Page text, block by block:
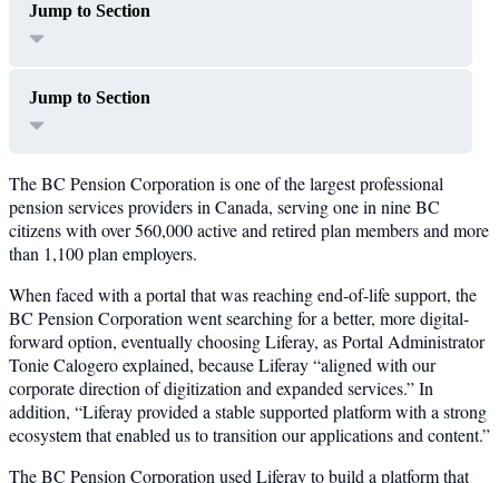
Jump to Section
Jump to Section
The BC Pension Corporation is one of the largest professional
pension services providers in Canada, serving one in nine BC
citizens with over 560,000 active and retired plan members and more
than 1,100 plan employers.
When faced with a portal that was reaching end-of-life support, the
BC Pension Corporation went searching for a better, more digital-
forward option, eventually choosing Liferay, as Portal Administrator
Tonie Calogero explained, because Liferay “aligned with our
corporate direction of digitization and expanded services.” In
addition, “Liferay provided a stable supported platform with a strong
ecosystem that enabled us to transition our applications and content.”
The BC Pension Corporation used Liferay to build a platform that